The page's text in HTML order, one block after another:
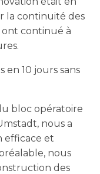
la continuité des
ont continué à
en 10 jours sans
bloc opératoire
nous a
efficace et
nous
des